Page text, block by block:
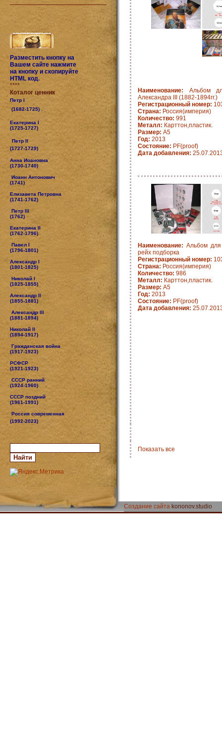
Разместить кнопку на
Вашем сайте нажмите
на кнопку и скопируйте
HTML код.
****
Коталог ценник
Петр I
(1682-1725) .
Екатерина I
(1725-1727)
Петр II
(1727-1729)
Анна Иоановна
(1730-1740)
Иоанн Антонович
(1741)
Елизавета Петровна
(1741-1762)
Петр III
(1762)
Екатерина II
(1762-1796)
Павел I
(1796-1801)
Александр I
(1801-1825)
Николай I
(1825-1855)
Александр II
(1855-1881)
Александр III
(1881-1894)
Николай II
(1894-1917)
Гражданская война
(1917-1923)
РСФСР
(1921-1923)
СССР ранний
(1924-1960)
СССР поздний
(1961-1991)
Россия современная
(1992-2023)
Наименование: Альбом
Александра III (1882-1894гг.)
Регистрационный номер:
Страна: Россия(империя)
Количество: 991
Металл: Карттон,пластик.
Размер: А5
Год: 2013
Состояние: PF(proof)
Дата добавления:
Наименование: Альбом для
рейх подборка
Регистрационный номер:
Страна: Россия(империя)
Количество: 986
Металл: Карттон,пластик.
Размер: А5
Год: 2013
Состояние: PF(proof)
Дата добавления:
Показать все
Создание сайта kononov.studio